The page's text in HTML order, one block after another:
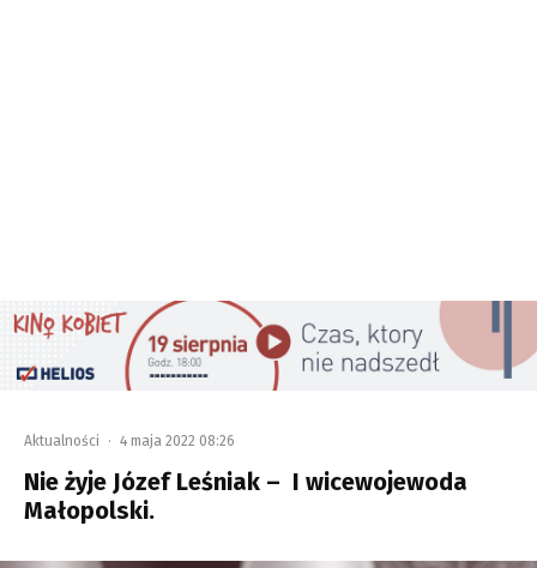
Aktualności · 4 maja 2022 08:26
Nie żyje Józef Leśniak – I wicewojewoda
Małopolski.